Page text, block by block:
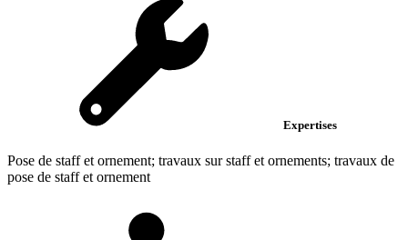
Expertises
Pose de staff et ornement; travaux sur staff et ornements; travaux de
pose de staff et ornement